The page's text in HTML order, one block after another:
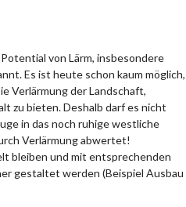
von Lärm, insbesondere
Es ist heute schon kaum möglich,
Verlärmung der Landschaft,
zu bieten. Deshalb darf es nicht
in das noch ruhige westliche
Verlärmung abwertet!
bleiben und mit entsprechenden
gestaltet werden (Beispiel Ausbau